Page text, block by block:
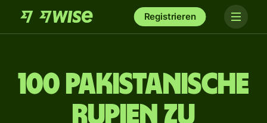
Registrieren
100 pakistanische
Rupien zu